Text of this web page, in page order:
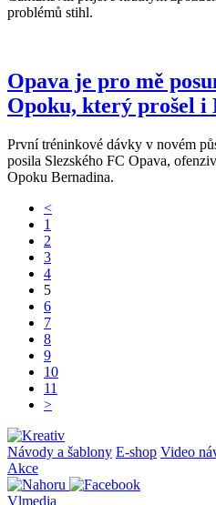
problémů stihl.
Opava je pro mě
Opoku, který prošel i
První tréninkové dávky v novém
posila Slezského FC Opava,
Opoku Bernadina.
<
1
2
3
4
5
6
7
8
9
10
11
>
Návody a šablony E-shop Video
Akce
Vlmedia